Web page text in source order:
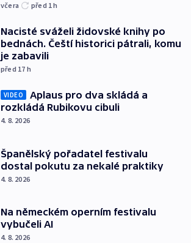
včera před 1h
Nacisté sváželi židovské knihy po
bednách. Čeští historici pátrali, komu
je zabavili
před 17 h
VIDEO
Aplaus pro dva skládá a
rozkládá Rubikovu cibuli
4. 8. 2026
Španělský pořadatel festivalu
dostal pokutu za nekalé praktiky
4. 8. 2026
Na německém operním festivalu
vybučeli AI
4. 8. 2026